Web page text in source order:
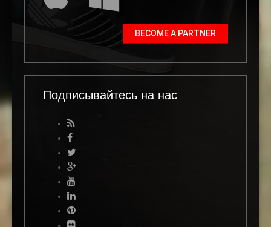
BECOME A PARTNER
Подписывайтесь на нас